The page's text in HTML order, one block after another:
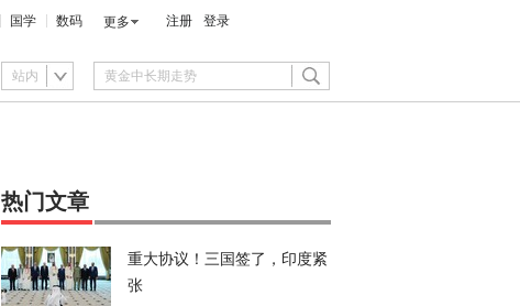
国学 数码 更多 注册 登录
站内
热门文章
重大协议！三国签了，印度紧
张